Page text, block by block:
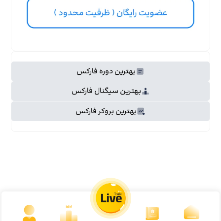
بهترین دوره فارکس
بهترین سیگنال فارکس
بهترین بروکر فارکس